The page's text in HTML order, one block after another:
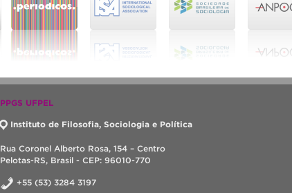
PPGS UFPEL
Instituto de Filosofia, Sociologia e Política
Rua Coronel Alberto Rosa, 154 – Centro
Pelotas-RS, Brasil - CEP: 96010-770
+55 (53) 3284 3197